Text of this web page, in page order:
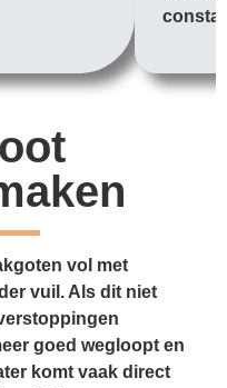
vol met
vuil. Als dit niet
goed wegloopt en
komt vaak direct